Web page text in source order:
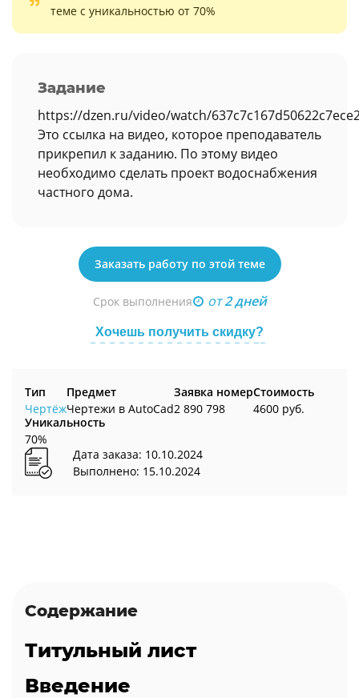
теме с уникальностью от 70%
Задание
https://dzen.ru/video/watch/
Это ссылка на видео, которое преподаватель
прикрепил к заданию. По этому видео
необходимо сделать проект водоснабжения
частного дома.
Заказать работу по этой теме
Срок выполнения от2 дней
Хочешь получить скидку?
Тип
Чертёж
Предмет
Чертежи в AutoCad
Заявка номер
2 890 798
Стоимость
4600 руб.
Уникальность
70%
Дата заказа: 10.10.2024
Выполнено: 15.10.2024
Содержание
Титульный лист
Введение